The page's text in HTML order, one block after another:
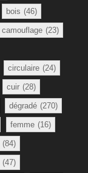
bois (46)
camouflage (23)
circulaire (24)
cuir (28)
dégradé (270)
femme (16)
(84)
(47)